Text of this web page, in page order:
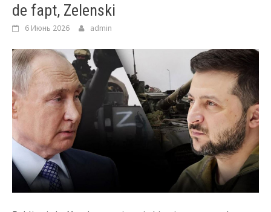
de fapt, Zelenski
6 Июнь 2026 admin